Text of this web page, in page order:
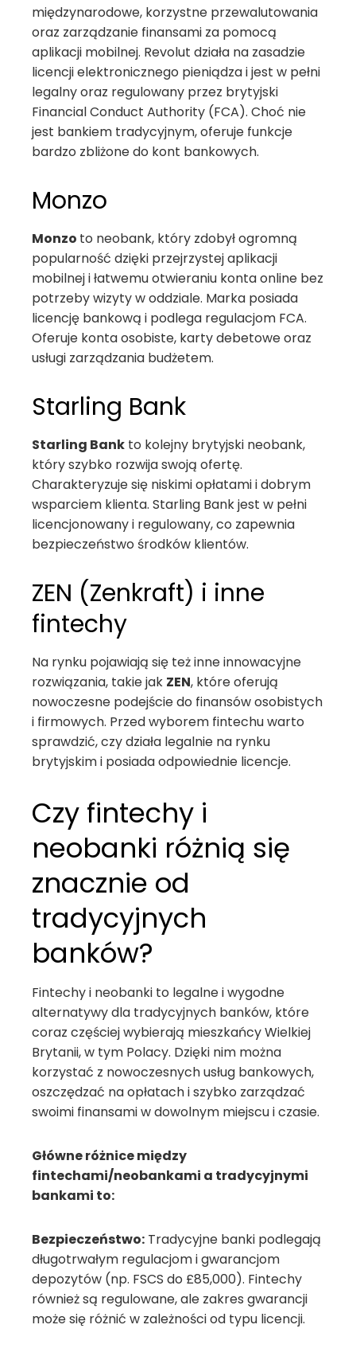
międzynarodowe, korzystne przewalutowania
oraz zarządzanie finansami za pomocą
aplikacji mobilnej. Revolut działa na zasadzie
licencji elektronicznego pieniądza i jest w pełni
legalny oraz regulowany przez brytyjski
Financial Conduct Authority (FCA). Choć nie
jest bankiem tradycyjnym, oferuje funkcje
bardzo zbliżone do kont bankowych.
Monzo
Monzo to neobank, który zdobył ogromną
popularność dzięki przejrzystej aplikacji
mobilnej i łatwemu otwieraniu konta online bez
potrzeby wizyty w oddziale. Marka posiada
licencję bankową i podlega regulacjom FCA.
Oferuje konta osobiste, karty debetowe oraz
usługi zarządzania budżetem.
Starling Bank
Starling Bank to kolejny brytyjski neobank,
który szybko rozwija swoją ofertę.
Charakteryzuje się niskimi opłatami i dobrym
wsparciem klienta. Starling Bank jest w pełni
licencjonowany i regulowany, co zapewnia
bezpieczeństwo środków klientów.
ZEN (Zenkraft) i inne
fintechy
Na rynku pojawiają się też inne innowacyjne
rozwiązania, takie jak ZEN, które oferują
nowoczesne podejście do finansów osobistych
i firmowych. Przed wyborem fintechu warto
sprawdzić, czy działa legalnie na rynku
brytyjskim i posiada odpowiednie licencje.
Czy fintechy i
neobanki różnią się
znacznie od
tradycyjnych
banków?
Fintechy i neobanki to legalne i wygodne
alternatywy dla tradycyjnych banków, które
coraz częściej wybierają mieszkańcy Wielkiej
Brytanii, w tym Polacy. Dzięki nim można
korzystać z nowoczesnych usług bankowych,
oszczędzać na opłatach i szybko zarządzać
swoimi finansami w dowolnym miejscu i czasie.
Główne różnice między
fintechami/neobankami a tradycyjnymi
bankami to:
Bezpieczeństwo: Tradycyjne banki podlegają
długotrwałym regulacjom i gwarancjom
depozytów (np. FSCS do £85,000). Fintechy
również są regulowane, ale zakres gwarancji
może się różnić w zależności od typu licencji.